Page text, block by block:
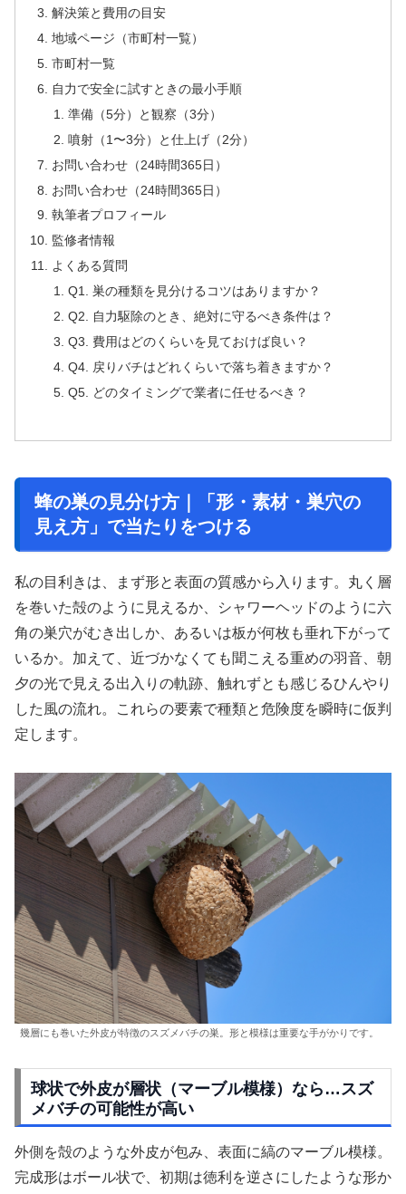
解決策と費用の目安
地域ページ（市町村一覧）
市町村一覧
自力で安全に試すときの最小手順
準備（5分）と観察（3分）
噴射（1〜3分）と仕上げ（2分）
お問い合わせ（24時間365日）
お問い合わせ（24時間365日）
執筆者プロフィール
監修者情報
よくある質問
Q1. 巣の種類を見分けるコツはありますか？
Q2. 自力駆除のとき、絶対に守るべき条件は？
Q3. 費用はどのくらいを見ておけば良い？
Q4. 戻りバチはどれくらいで落ち着きますか？
Q5. どのタイミングで業者に任せるべき？
蜂の巣の見分け方｜「形・素材・巣穴の
見え方」で当たりをつける
私の目利きは、まず形と表面の質感から入ります。丸く層
を巻いた殻のように見えるか、シャワーヘッドのように六
角の巣穴がむき出しか、あるいは板が何枚も垂れ下がって
いるか。加えて、近づかなくても聞こえる重めの羽音、朝
夕の光で見える出入りの軌跡、触れずとも感じるひんやり
した風の流れ。これらの要素で種類と危険度を瞬時に仮判
定します。
幾層にも巻いた外皮が特徴のスズメバチの巣。形と模様は重要な手がかりです。
球状で外皮が層状（マーブル模様）なら…スズ
メバチの可能性が高い
外側を殻のような外皮が包み、表面に縞のマーブル模様。
完成形はボール状で、初期は徳利を逆さにしたような形か